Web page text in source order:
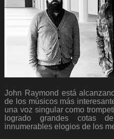
John Raymond está
de los músicos más
una voz singular como
logrado grandes cotas
innumerables elogios de los